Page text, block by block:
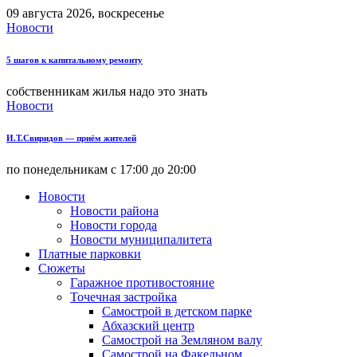
09 августа 2026, воскресенье
Новости
5 шагов к капитальному ремонту
собственникам жилья надо это знать
Новости
И.Т.Свиридов — приём жителей
по понедельникам с 17:00 до 20:00
Новости
Новости района
Новости города
Новости муниципалитета
Платные парковки
Сюжеты
Гаражное противостояние
Точечная застройка
Самострой в детском парке
Абхазский центр
Самострой на Земляном валу
Самострой на Факельном